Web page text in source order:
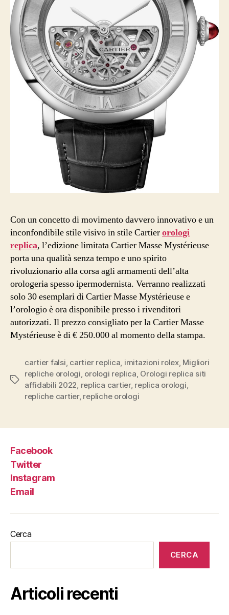
Con un concetto di movimento davvero innovativo e un
inconfondibile stile visivo in stile Cartierorologi
replica, l’edizione limitata Cartier Masse Mystérieuse
porta una qualità senza tempo e uno spirito
rivoluzionario alla corsa agli armamenti dell’alta
orologeria spesso ipermodernista. Verranno realizzati
solo 30 esemplari di Cartier Masse Mystérieuse e
l’orologio è ora disponibile presso i rivenditori
autorizzati. Il prezzo consigliato per la Cartier Masse
Mystérieuse è di € 250.000 al momento della stampa.
Tag
cartier falsi, cartier replica, imitazioni rolex, Migliori
repliche orologi, orologi replica, Orologi replica siti
affidabili 2022, replica cartier, replica orologi,
repliche cartier, repliche orologi
Facebook
Twitter
Instagram
Email
Cerca
CERCA
Articoli recenti